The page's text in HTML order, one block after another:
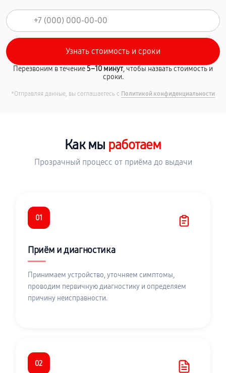
Перезвоним в течение5–10 минут, чтобы назвать стоимость и
сроки.
*Отправляя данные, вы соглашаетесь с Политикой конфиденциальности
Как мы работаем
Прозрачный процесс от приёма до выдачи
01
Приём и диагностика
Принимаем устройство, уточняем симптомы,
проводим первичную диагностику и определяем
причину неисправности.
02